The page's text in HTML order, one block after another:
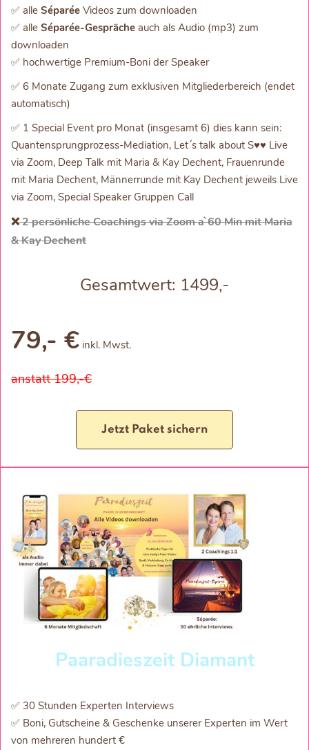
✅ alle Séparée Videos zum downloaden
✅ alle Séparée-Gespräche auch als Audio (mp3) zum
downloaden
✅ hochwertige Premium-Boni der Speaker
✅ 6 Monate Zugang zum exklusiven Mitgliederbereich (endet
automatisch)
✅ 1 Special Event pro Monat (insgesamt 6) dies kann sein:
Quantensprungprozess-Mediation, Let´s talk about S♥♥ Live
via Zoom, Deep Talk mit Maria & Kay Dechent, Frauenrunde
mit Maria Dechent, Männerrunde mit Kay Dechent jeweils Live
via Zoom, Special Speaker Gruppen Call
❌2 persönliche Coachings via Zoom a`60 Min mit Maria
& Kay Dechent
Gesamtwert: 1499,-
79,- € inkl. Mwst.
anstatt 199,-€
Jetzt Paket sichern
Paaradieszeit Diamant
✅ 30 Stunden Experten Interviews
✅ Boni, Gutscheine & Geschenke unserer Experten im Wert
von mehreren hundert €